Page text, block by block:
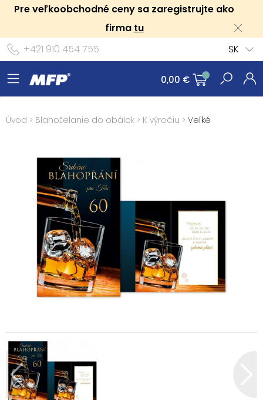
Pre veľkoobchodné ceny sa zaregistrujte ako
firma tu
+421 910 454 755
SK
0,00 €
Úvod > Blahoželanie do obálok > K výročiu > Veľké